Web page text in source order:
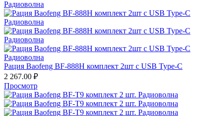
Рация Baofeng BF-888H комплект 2шт с USB Type-C
2 267.00 ₽
Просмотр